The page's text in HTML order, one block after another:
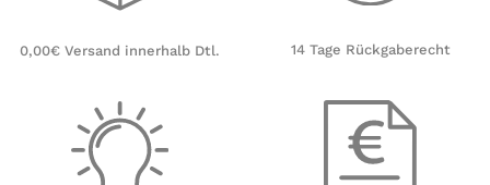
0,00€ Versand innerhalb Dtl. 14 Tage Rückgaberecht